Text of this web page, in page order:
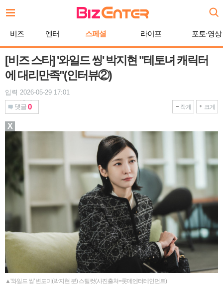
문
기
비즈 엔터 스페셜 라이프 포토·영상
[비즈 스타] '와일드 씽' 박지현 "테토녀 캐릭터
에 대리만족"(인터뷰②)
입력 2026-05-29 17:01
댓글 0 작게 크게
▲'와일드 씽' 변도미(박지현 분) 스틸컷(사진출처=롯데엔터테인먼트)
X